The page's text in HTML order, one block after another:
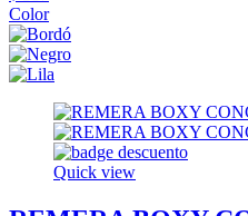
Color
Quick view